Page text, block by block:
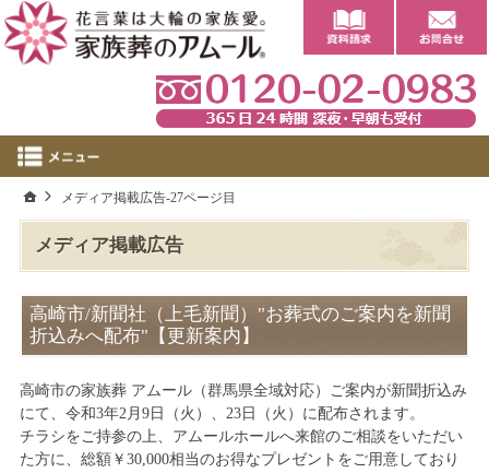
メディア掲載広告
高崎市/新聞社（上毛新聞）"お葬式のご案内を新聞
折込みへ配布"【更新案内】
高崎市の家族葬 アムール（群馬県全域対応）ご案内が新聞折込み
にて、令和3年2月9日（火）、23日（火）に配布されます。
チラシをご持参の上、アムールホールへ来館のご相談をいただい
た方に、総額￥30,000相当のお得なプレゼントをご用意しており
ホーム
メディア掲載広告-27ページ目